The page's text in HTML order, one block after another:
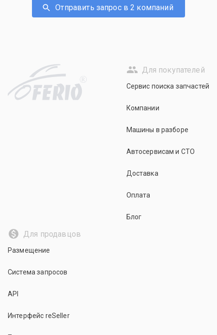
Отправить запрос в 2 компаний
R
Для покупателей
Сервис поиска запчастей
Компании
Машины в разборе
Автосервисам и СТО
Доставка
Оплата
Блог
Для продавцов
Размещение
Система запросов
API
Интерфейс reSeller